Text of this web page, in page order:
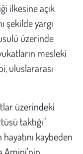
ilkesine açık
şekilde yargı
üzerinde
mesleki
uluslararası
üzerindeki
taktığı"
kaybeden
Amini'nin